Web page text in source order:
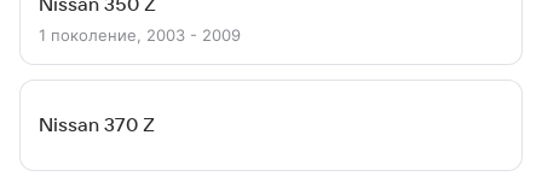
Nissan 350 Z
1 поколение, 2003 - 2009
Nissan 370 Z